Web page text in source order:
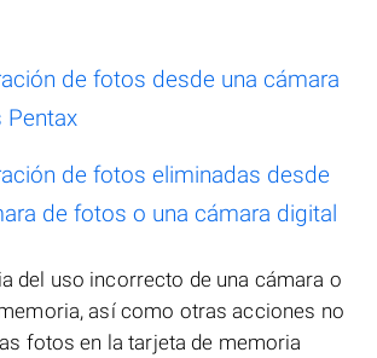
de fotos desde una cámara
Pentax
de fotos eliminadas desde
de fotos o una cámara digital
del uso incorrecto de una cámara o
así como otras acciones no
fotos en la tarjeta de memoria